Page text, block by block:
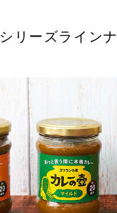
リーズライン